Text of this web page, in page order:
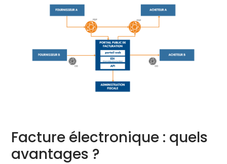
Facture électronique : quels
avantages ?